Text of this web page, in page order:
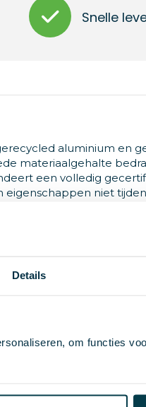
Details
om functies
Snelle
aluminium en
materiaalgehalte
een volledig
eigenschappen niet
type C
De 500 mAh batterij
voor een soepele